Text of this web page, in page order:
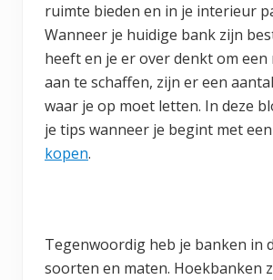
ruimte bieden en in je interieur
Wanneer je huidige bank zijn
heeft en je er over denkt om een
aan te schaffen, zijn er een
waar je op moet letten. In deze
je tips wanneer je begint met
kopen.
Tegenwoordig heb je banken in
soorten en maten. Hoekbanken